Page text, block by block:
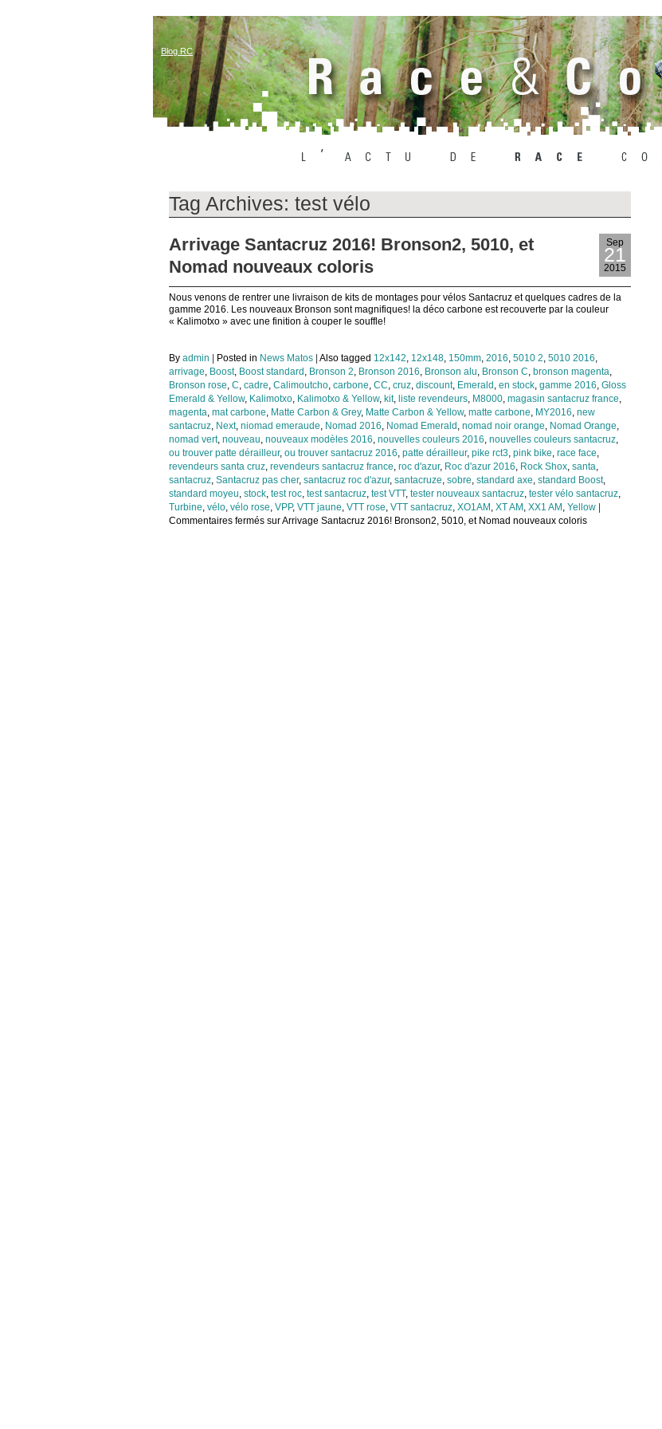
Blog RC
Tag Archives: test vélo
Sep
21
2015
Arrivage Santacruz 2016! Bronson2, 5010, et
Nomad nouveaux coloris
Nous venons de rentrer une livraison de kits de montages pour vélos Santacruz et quelques cadres de la
gamme 2016. Les nouveaux Bronson sont magnifiques! la déco carbone est recouverte par la couleur
« Kalimotxo » avec une finition à couper le souffle!
By admin Posted in News Matos Also tagged 12x142, 12x148, 150mm, 2016, 5010 2, 5010 2016,
arrivage, Boost, Boost standard , Bronson 2, Bronson 2016, Bronson alu, Bronson C, bronson magenta,
Bronson rose, C, cadre, Calimoutcho, carbone, CC, cruz, discount, Emerald , en stock, gamme 2016, Gloss
Emerald & Yellow, Kalimotxo, Kalimotxo & Yellow, kit, liste revendeurs, M8000, magasin santacruz france,
magenta, mat carbone, Matte Carbon & Grey, Matte Carbon & Yellow, matte carbone, MY2016, new
santacruz, Next, niomad emeraude, Nomad 2016, Nomad Emerald , nomad noir orange, Nomad Orange,
nomad vert, nouveau, nouveaux modèles 2016, nouvelles couleurs 2016, nouvelles couleurs santacruz,
ou trouver patte dérailleur, ou trouver santacruz 2016, patte dérailleur, pike rct3, pink bike, race face,
revendeurs santa cruz, revendeurs santacruz france, roc d'azur, Roc d'azur 2016, Rock Shox, santa,
santacruz, Santacruz pas cher, santacruz roc d'azur, santacruze, sobre, standard axe, standard Boost,
standard moyeu, stock, test roc, test santacruz, test VTT, tester nouveaux santacruz, tester vélo santacruz,
Turbine, vélo, vélo rose, VPP, VTT jaune, VTT rose, VTT santacruz, XO1AM , XT AM , XX1 AM , Yellow
Commentaires fermés sur Arrivage Santacruz 2016! Bronson2, 5010, et Nomad nouveaux coloris